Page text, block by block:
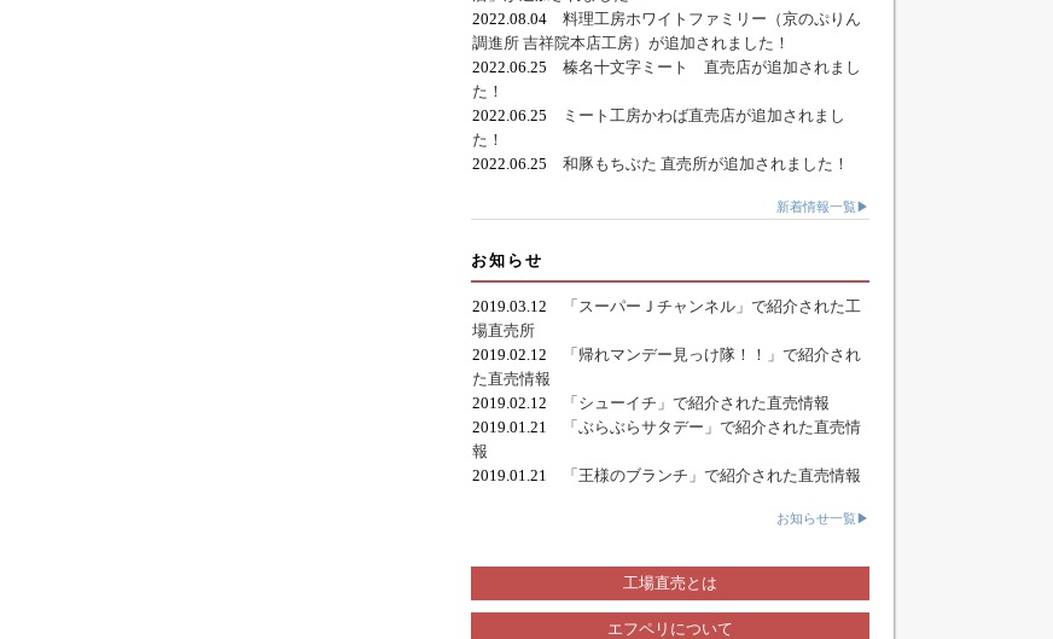
2022.08.04 料理工房ホワイトファミリー（京のぷりん
調進所 吉祥院本店工房）が追加されました！
2022.06.25 榛名十文字ミート 直売店が追加されまし
た！
2022.06.25
ミート工房かわば直売店が追加されまし
た！
2022.06.25 和豚もちぶた 直売所が追加されました！
新着情報一覧▶
お知らせ
2019.03.12
「スーパーＪチャンネル」で紹介された工
場直売所
2019.02.12
「帰れマンデー見っけ隊！！」で紹介され
た直売情報
2019.02.12
「シューイチ」で紹介された直売情報
2019.01.21
「ぶらぶらサタデー」で紹介された直売情
報
2019.01.21
「王様のブランチ」で紹介された直売情報
お知らせ一覧▶
工場直売とは
エフペリについて